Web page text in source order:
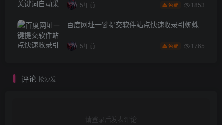
5年前 免费 1853
百度网址一键提交软件站点快速收录引蜘蛛
5年前 免费 1765
评论 抢沙发
请登录后发表评论